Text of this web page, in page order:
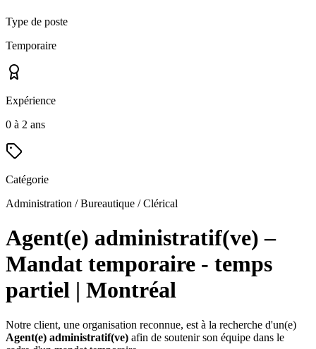
Type de poste
Temporaire
Expérience
0 à 2 ans
Catégorie
Administration / Bureautique / Clérical
Agent(e) administratif(ve) –
Mandat temporaire - temps
partiel | Montréal
Notre client, une organisation reconnue, est à la recherche d'un(e)
Agent(e) administratif(ve) afin de soutenir son équipe dans le